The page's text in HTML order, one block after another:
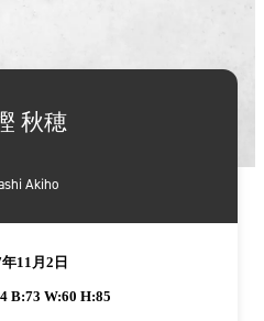
秋穂
Akiho
11月2日
B:73 W:60 H:85